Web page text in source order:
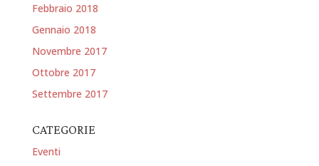
Febbraio 2018
Gennaio 2018
Novembre 2017
Ottobre 2017
Settembre 2017
CATEGORIE
Eventi